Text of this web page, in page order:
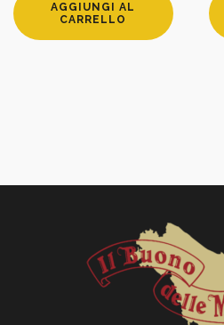
AGGIUNGI AL
CARRELLO